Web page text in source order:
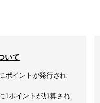
いて
ポイントが発行され
1ポイントが加算され